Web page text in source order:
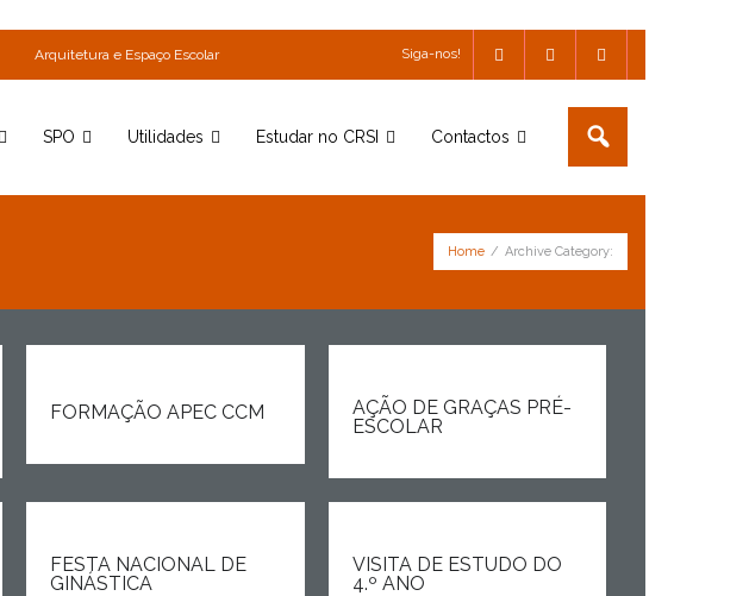
Arquitetura e Espaço Escolar Siga-nos!
SPO Utilidades Estudar no CRSI Contactos
Home / Archive Category:
FORMAÇÃO APEC CCM
AÇÃO DE GRAÇAS PRÉ-
ESCOLAR
FESTA NACIONAL DE
GINÁSTICA
VISITA DE ESTUDO DO
4.º ANO